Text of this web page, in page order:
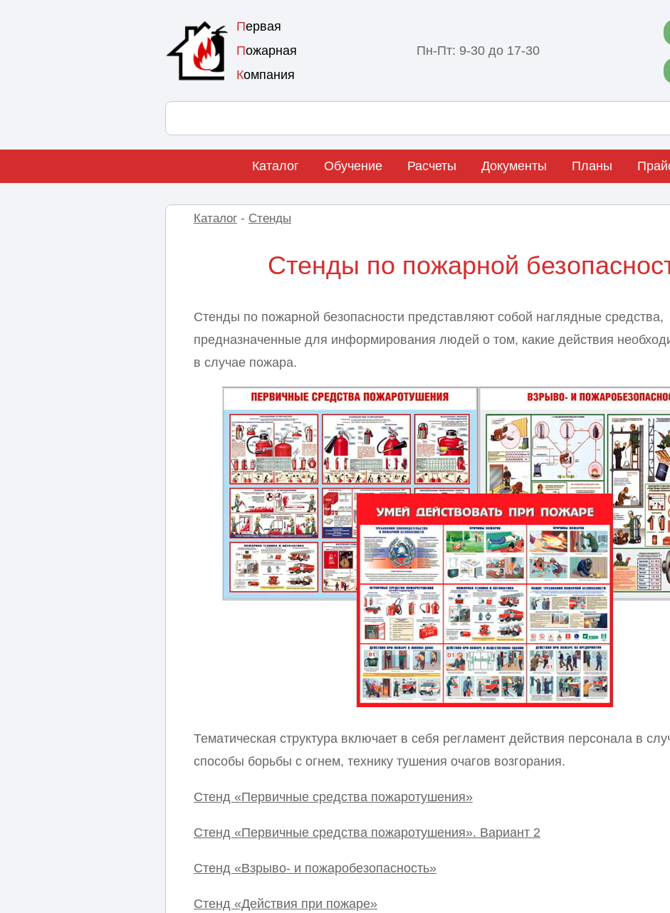
Первая
Пожарная
Компания
Пн-Пт: 9-30 до 17-30
Каталог Обучение Расчеты Документы Планы
Каталог - Стенды
Стенды по пожарной
Стенды по пожарной безопасности представляют собой наглядные средства,
предназначенные для информирования людей о том, какие действия
в случае пожара.
Тематическая структура включает в себя регламент действия персонала в
способы борьбы с огнем, технику тушения очагов возгорания.
Стенд «Первичные средства пожаротушения»
Стенд «Первичные средства пожаротушения». Вариант 2
Стенд «Взрыво- и пожаробезопасность»
Стенд «Действия при пожаре»